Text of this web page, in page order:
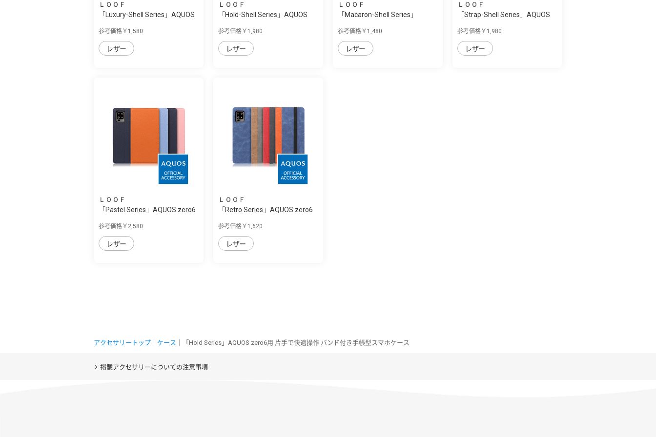
ＬＯＯＦ
「Luxury-Shell Series」AQUOS
参考価格￥1,580
レザー
ＬＯＯＦ
「Hold-Shell Series」AQUOS
参考価格￥1,980
レザー
ＬＯＯＦ
「Macaron-Shell Series」
参考価格￥1,480
レザー
ＬＯＯＦ
「Strap-Shell Series」AQUOS
参考価格￥1,980
レザー
ＬＯＯＦ
「Pastel Series」AQUOS zero6
参考価格￥2,580
レザー
ＬＯＯＦ
「Retro Series」AQUOS zero6
参考価格￥1,620
レザー
アクセサリートップ ケース ｜「Hold Series」AQUOS zero6用 片手で快適操作 バンド付き手帳型スマホケース
掲載アクセサリーについての注意事項